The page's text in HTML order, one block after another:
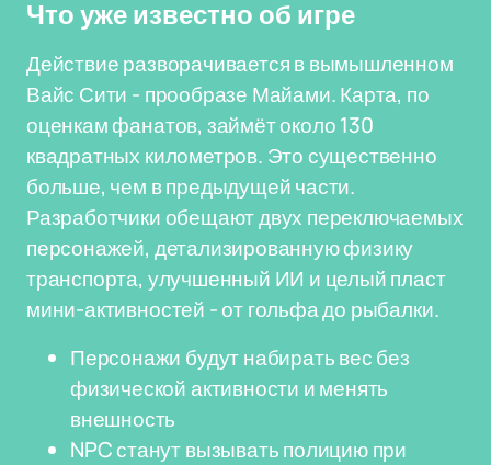
Что уже известно об игре
Действие разворачивается в вымышленном
Вайс Сити - прообразе Майами. Карта, по
оценкам фанатов, займёт около 130
квадратных километров. Это существенно
больше, чем в предыдущей части.
Разработчики обещают двух переключаемых
персонажей, детализированную физику
транспорта, улучшенный ИИ и целый пласт
мини-активностей - от гольфа до рыбалки.
Персонажи будут набирать вес без
физической активности и менять
внешность
NPC станут вызывать полицию при